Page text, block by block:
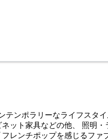
ンポラリーなライフスタ
ット家具などの他、 照明
レンチポップを感じるファ